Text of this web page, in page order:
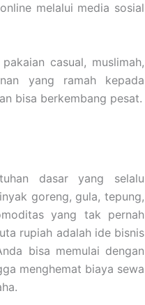
melalui media sosial
casual, muslimah,
yang ramah kepada
bisa berkembang pesat.
dasar yang selalu
goreng, gula, tepung,
yang tak pernah
rupiah adalah ide bisnis
bisa memulai dengan
menghemat biaya sewa